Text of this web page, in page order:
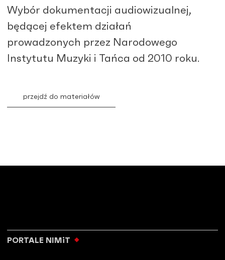
Wybór dokumentacji audiowizualnej,
będącej efektem działań
prowadzonych przez Narodowego
Instytutu Muzyki i Tańca od 2010 roku.
przejdź do materiałów
PORTALE NIMiT